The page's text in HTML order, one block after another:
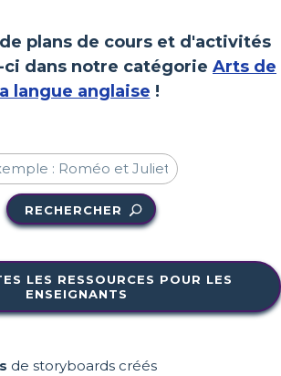
plans de cours et d'activités
dans notre catégorie Arts de
la langue anglaise !
RECHERCHER
LES RESSOURCES POUR LES
ENSEIGNANTS
de storyboards créés